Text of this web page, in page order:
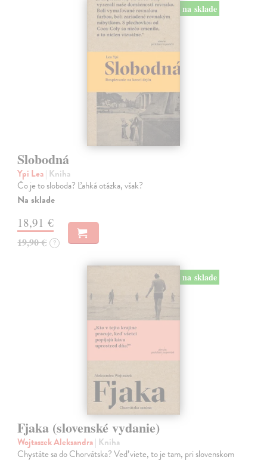
na sklade
Slobodná
Ypi Lea| Kniha
Čo je to sloboda? Ľahká otázka, však?
Na sklade
18,91 €
19,90 € ?
na sklade
Fjaka (slovenské vydanie)
Wojtaszek Aleksandra| Kniha
Chystáte sa do Chorvátska? Veď viete, to je tam, pri slovenskom